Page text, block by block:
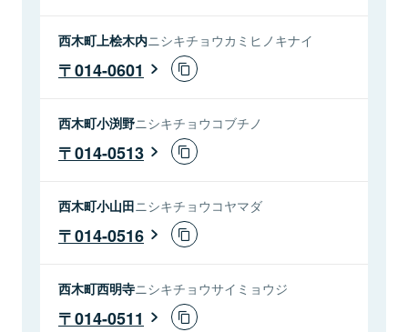
西木町上桧木内ニシキチョウカミヒノキナイ
014-0601
西木町小渕野ニシキチョウコブチノ
014-0513
西木町小山田ニシキチョウコヤマダ
014-0516
西木町西明寺ニシキチョウサイミョウジ
014-0511